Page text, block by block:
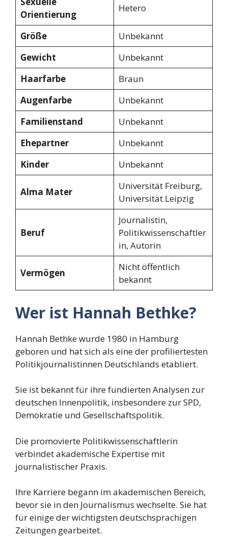
Orientierung
Hetero
Größe
Unbekannt
Gewicht
Unbekannt
Haarfarbe
Braun
Augenfarbe
Unbekannt
Familienstand
Unbekannt
Ehepartner
Unbekannt
Kinder
Unbekannt
Alma Mater
Universität Freiburg,
Universität Leipzig
Beruf
Journalistin,
Politikwissenschaftler
in, Autorin
Vermögen
Nicht öffentlich
bekannt
Wer ist Hannah Bethke?
Hannah Bethke wurde 1980 in Hamburg
geboren und hat sich als eine der profiliertesten
Politikjournalistinnen Deutschlands etabliert.
Sie ist bekannt für ihre fundierten Analysen zur
deutschen Innenpolitik, insbesondere zur SPD,
Demokratie und Gesellschaftspolitik.
Die promovierte Politikwissenschaftlerin
verbindet akademische Expertise mit
journalistischer Praxis.
Ihre Karriere begann im akademischen Bereich,
bevor sie in den Journalismus wechselte. Sie hat
für einige der wichtigsten deutschsprachigen
Zeitungen gearbeitet.